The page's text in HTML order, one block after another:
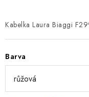
Kabelka Laura Biaggi
Barva